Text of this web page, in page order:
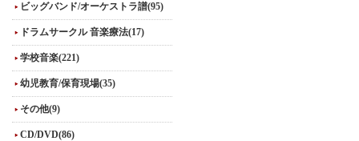
ビッグバンド/オーケストラ譜(95)
ドラムサークル 音楽療法(17)
学校音楽(221)
幼児教育/保育現場(35)
その他(9)
CD/DVD(86)